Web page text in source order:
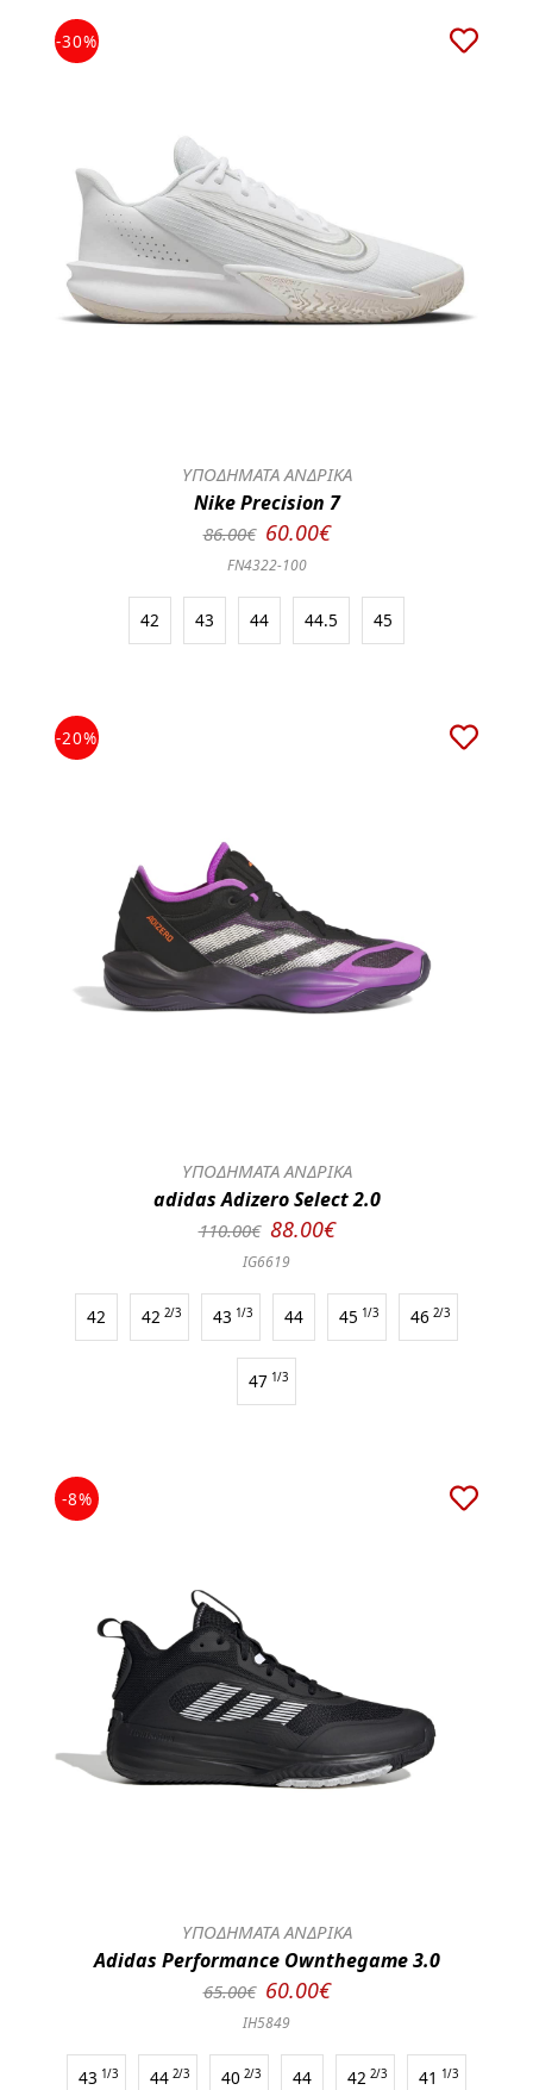
-30%
ΥΠΟΔΗΜΑΤΑ ΑΝΔΡΙΚΑ
Nike Precision 7
86.00€ 60.00€
FN4322-100
42 43 44 44.5 45
-20%
ΥΠΟΔΗΜΑΤΑ ΑΝΔΡΙΚΑ
adidas Adizero Select 2.0
110.00€ 88.00€
IG6619
42 42 2/3 43 1/3 44 45 1/3 46 2/3
47 1/3
-8%
ΥΠΟΔΗΜΑΤΑ ΑΝΔΡΙΚΑ
Adidas Performance Ownthegame 3.0
65.00€ 60.00€
IH5849
43 1/3 44 2/3 40 2/3 44 42 2/3 41 1/3